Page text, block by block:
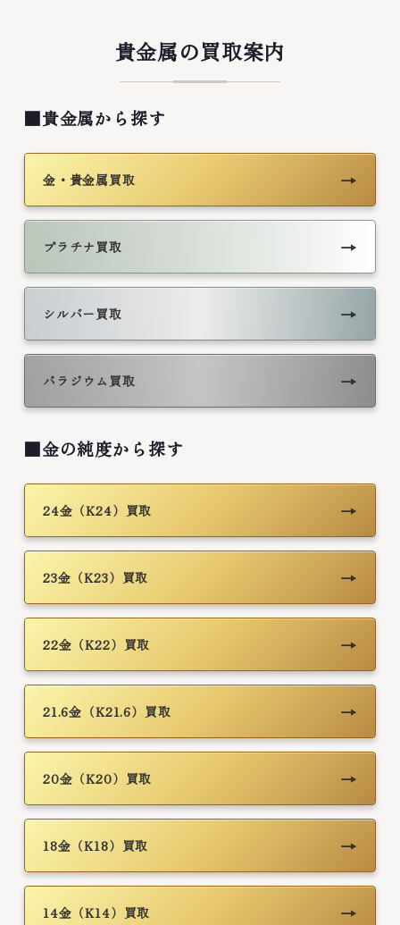
貴金属の買取案内
■貴金属から探す
金・貴金属買取 →
プラチナ買取 →
シルバー買取 →
パラジウム買取 →
■金の純度から探す
24金（K24）買取 →
23金（K23）買取 →
22金（K22）買取 →
21.6金（K21.6）買取 →
20金（K20）買取 →
18金（K18）買取 →
14金（K14）買取 →